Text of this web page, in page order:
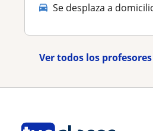
Se desplaza a
Ver todos los